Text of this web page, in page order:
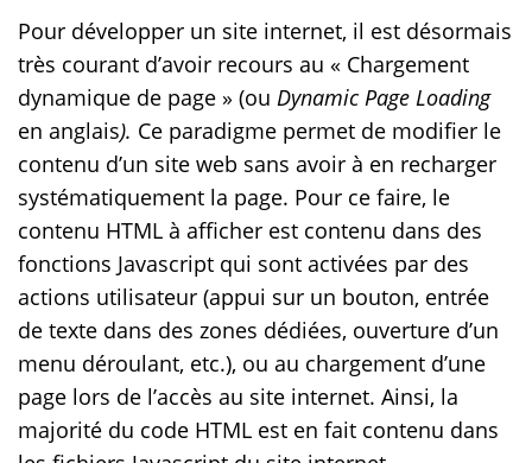
Pour développer un site internet, il est désormais
très courant d’avoir recours au « Chargement
dynamique de page » (ou Dynamic Page Loading
en anglais). Ce paradigme permet de modifier le
contenu d’un site web sans avoir à en recharger
systématiquement la page. Pour ce faire, le
contenu HTML à afficher est contenu dans des
fonctions Javascript qui sont activées par des
actions utilisateur (appui sur un bouton, entrée
de texte dans des zones dédiées, ouverture d’un
menu déroulant, etc.), ou au chargement d’une
page lors de l’accès au site internet. Ainsi, la
majorité du code HTML est en fait contenu dans